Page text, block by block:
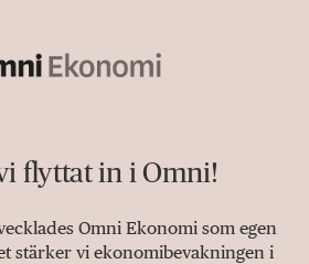
flyttat in i Omni!
Omni Ekonomi som egen
stärker vi ekonomibevakningen i